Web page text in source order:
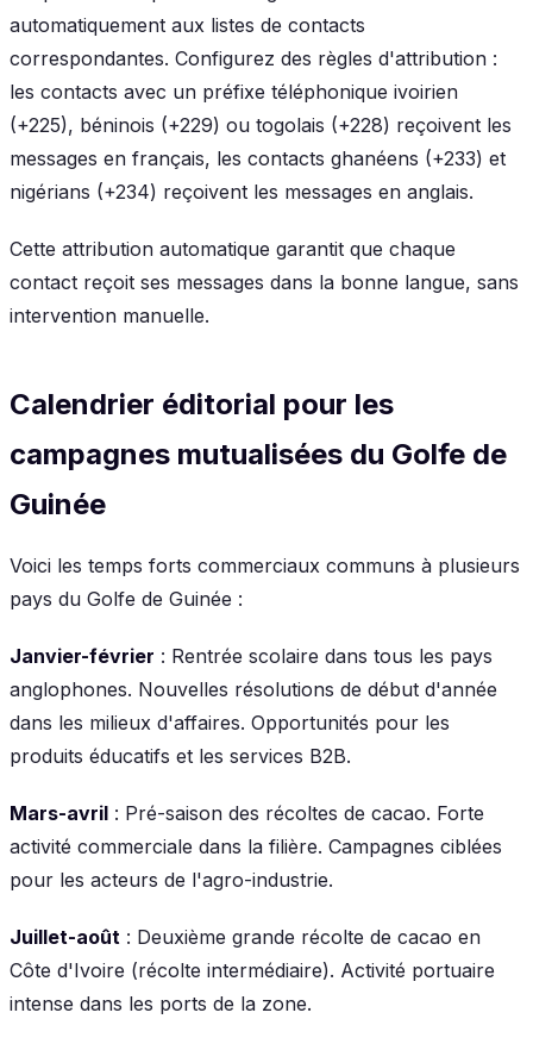
automatiquement aux listes de contacts
correspondantes. Configurez des règles d'attribution :
les contacts avec un préfixe téléphonique ivoirien
(+225), béninois (+229) ou togolais (+228) reçoivent les
messages en français, les contacts ghanéens (+233) et
nigérians (+234) reçoivent les messages en anglais.
Cette attribution automatique garantit que chaque
contact reçoit ses messages dans la bonne langue, sans
intervention manuelle.
Calendrier éditorial pour les
campagnes mutualisées du Golfe de
Guinée
Voici les temps forts commerciaux communs à plusieurs
pays du Golfe de Guinée :
Janvier-février : Rentrée scolaire dans tous les pays
anglophones. Nouvelles résolutions de début d'année
dans les milieux d'affaires. Opportunités pour les
produits éducatifs et les services B2B.
Mars-avril : Pré-saison des récoltes de cacao. Forte
activité commerciale dans la filière. Campagnes ciblées
pour les acteurs de l'agro-industrie.
Juillet-août : Deuxième grande récolte de cacao en
Côte d'Ivoire (récolte intermédiaire). Activité portuaire
intense dans les ports de la zone.